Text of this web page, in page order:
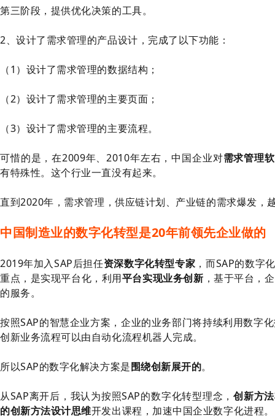
第三阶段，提供优化决策的工具。
2、设计了需求管理的产品设计，完成了以下功能：
（1）设计了需求管理的数据结构；
（2）设计了需求管理的主要页面；
（3）设计了需求管理的主要流程。
可惜的是，在2009年、2010年左右，中国企业对需求管理
有特殊性。这个行业一直没有起来。
直到2020年，需求管理，供应链计划、产业链的需求爆发，
中国制造业的数字化转型是20年前领先企业做的
2019年加入SAP后担任资深数字化转型专家 ，而SAP的数字
重点，是实现平台化，利用平台实现业务创新 ，基于平台，
的服务。
按照SAP的智慧企业方案，企业的业务部门将持续利用数字
创新业务流程可以由自动化流程机器人完成。
所以SAP的数字化解决方案是围绕创新展开的。
从SAP离开后，我认为按照SAP的数字化转型理念，创新方
的创新方法设计思维开发出课程，加速中国企业数字化进程。